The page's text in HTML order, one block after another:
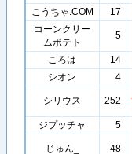
こうちゃ.COM
17
コーンクリー
ムポテト
5
ころは 14
シオン
4
シリウス 252
ジプッチャ
5
じゅん_ 48